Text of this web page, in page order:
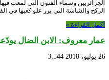
الجزائريين وسماء الفنون التي لمعت
الركح والشاشة التي برز علو كعبها في
أكمل القراءة »
عمار معروف: الابن الضال
26 يوليو، 2018 3,544